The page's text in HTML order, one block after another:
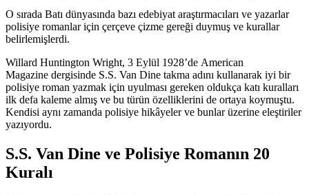
O sırada Batı dünyasında bazı edebiyat araştırmacıları ve yazarlar
polisiye romanlar için çerçeve çizme gereği duymuş ve kurallar
belirlemişlerdi.
Willard Huntington Wright, 3 Eylül 1928’de American
Magazine dergisinde S.S. Van Dine takma adını kullanarak iyi bir
polisiye roman yazmak için uyulması gereken oldukça katı kuralları
ilk defa kaleme almış ve bu türün özelliklerini de ortaya koymuştu.
Kendisi aynı zamanda polisiye hikâyeler ve bunlar üzerine eleştiriler
yazıyordu.
S.S. Van Dine ve Polisiye Romanın 20
Kuralı